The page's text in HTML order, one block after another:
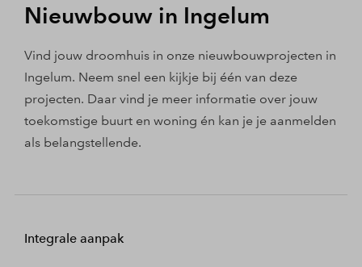
Nieuwbouw in Ingelum
Vind jouw droomhuis in onze nieuwbouwprojecten in
Ingelum. Neem snel een kijkje bij één van deze
projecten. Daar vind je meer informatie over jouw
toekomstige buurt en woning én kan je je aanmelden
als belangstellende.
Integrale aanpak